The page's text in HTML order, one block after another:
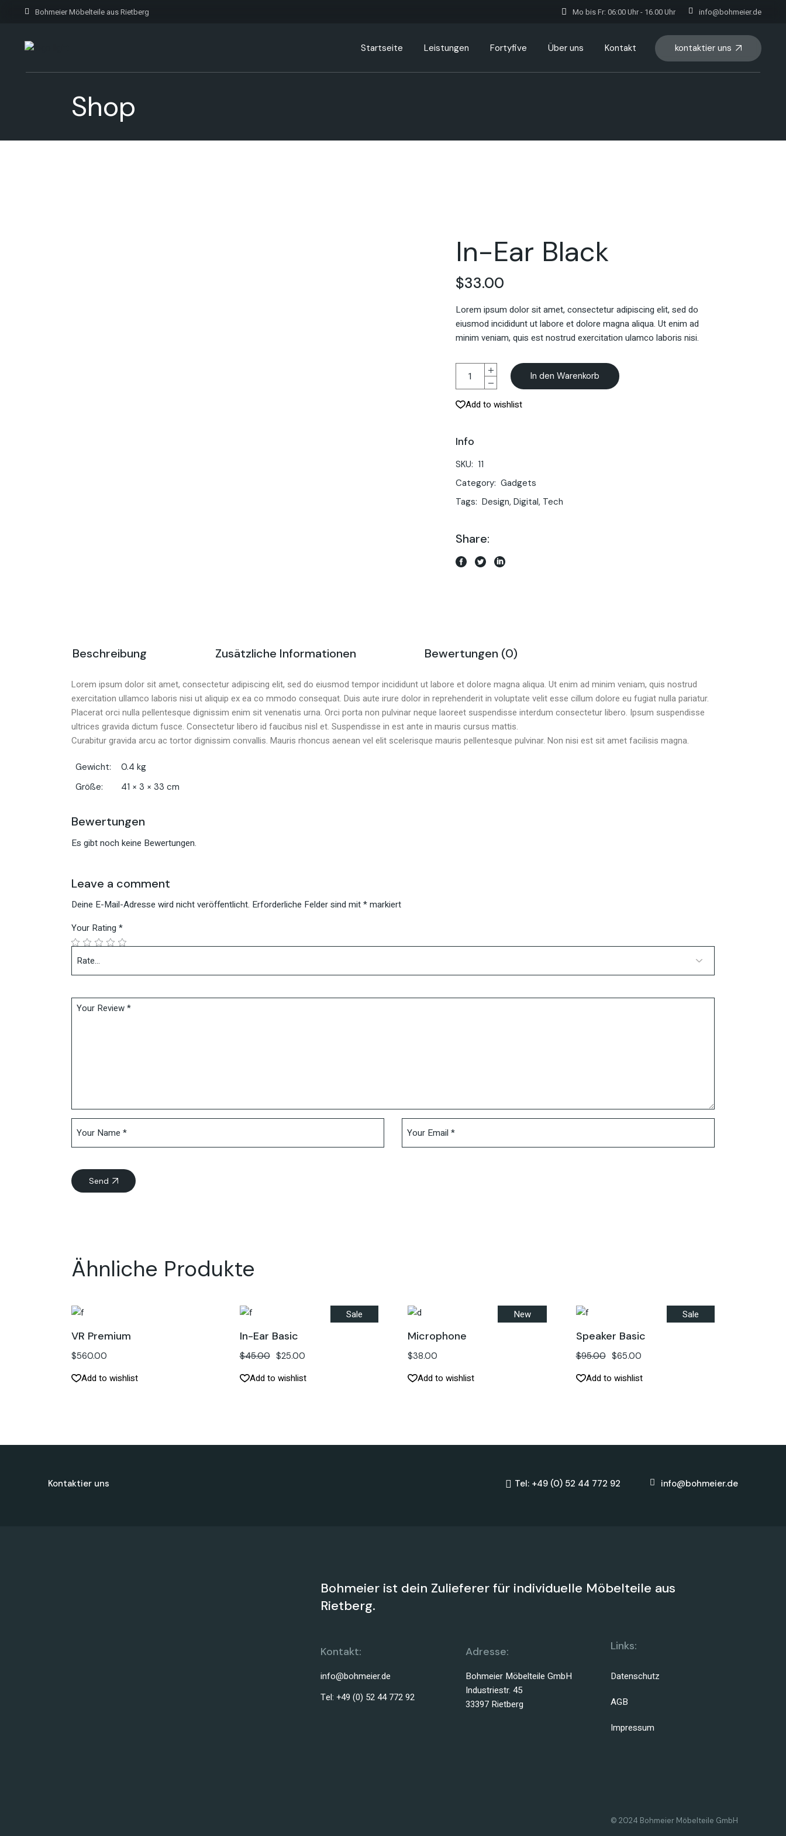
Bohmeier Möbelteile aus Rietberg Mo bis Fr: 06:00 Uhr - 16.00 Uhr info@bohmeier.de
Startseite Leistungen Fortyfive Über uns Kontakt kontaktier uns
Shop
In-Ear Black
$33.00
Lorem ipsum dolor sit amet, consectetur adipiscing elit, sed do
eiusmod incididunt ut labore et dolore magna aliqua. Ut enim ad
minim veniam, quis est nostrud exercitation ulamco laboris nisi.
In den Warenkorb
Add to wishlist
Info
SKU: 11
Category: Gadgets
Tags: Design,Digital, Tech
Share:
Beschreibung Zusätzliche Informationen Bewertungen (0)
Lorem ipsum dolor sit amet, consectetur adipiscing elit, sed do eiusmod tempor incididunt ut labore et dolore magna aliqua. Ut enim ad minim veniam, quis nostrud
exercitation ullamco laboris nisi ut aliquip ex ea co mmodo consequat. Duis aute irure dolor in reprehenderit in voluptate velit esse cillum dolore eu fugiat nulla pariatur.
Placerat orci nulla pellentesque dignissim enim sit venenatis urna. Orci porta non pulvinar neque laoreet suspendisse interdum consectetur libero. Ipsum suspendisse
ultrices gravida dictum fusce. Consectetur libero id faucibus nisl et. Suspendisse in est ante in mauris cursus mattis.
Curabitur gravida arcu ac tortor dignissim convallis. Mauris rhoncus aenean vel elit scelerisque mauris pellentesque pulvinar. Non nisi est sit amet facilisis magna.
Gewicht
0.4 kg
Größe
41 × 3 × 33 cm
Bewertungen
Es gibt noch keine Bewertungen.
Leave a comment
Deine E-Mail-Adresse wird nicht veröffentlicht. Erforderliche Felder sind mit*markiert
Your Rating *
Send
Ähnliche Produkte
VR Premium
$560.00
Add to wishlist
Sale
In-Ear Basic
$45.00 $25.00
Add to wishlist
New
Microphone
$38.00
Add to wishlist
Sale
Speaker Basic
$95.00 $65.00
Add to wishlist
Kontaktier uns Tel: +49 (0) 52 44 772 92 info@bohmeier.de
Bohmeier ist dein Zulieferer für individuelle Möbelteile aus
Rietberg.
Kontakt:
info@bohmeier.de
Tel: +49 (0) 52 44 772 92
Adresse:
Bohmeier Möbelteile GmbH
Industriestr. 45
33397 Rietberg
Links:
Datenschutz
AGB
Impressum
© 2024 Bohmeier Möbelteile GmbH